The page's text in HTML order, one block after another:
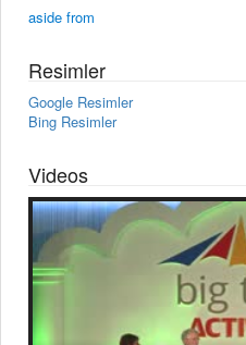
aside from
Resimler
Google Resimler
Bing Resimler
Videos